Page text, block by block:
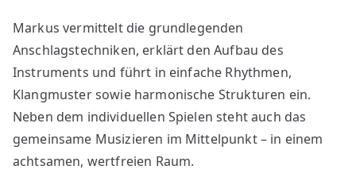
Markus vermittelt die grundlegenden
Anschlagstechniken, erklärt den Aufbau des
Instruments und führt in einfache Rhythmen,
Klangmuster sowie harmonische Strukturen ein.
Neben dem individuellen Spielen steht auch das
gemeinsame Musizieren im Mittelpunkt – in einem
achtsamen, wertfreien Raum.